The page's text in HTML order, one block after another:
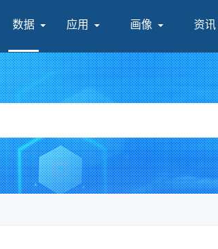
数据 应用 画像 资讯